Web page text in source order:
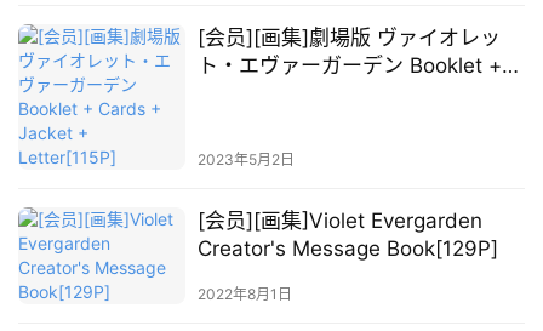
会
员
资
源
公
开
素
材
[会员][画集]劇場版 ヴァイオレッ
ト・エヴァーガーデン Booklet +
2023年5月2日
[会员][画集]Violet Evergarden
Creator's Message Book[129P]
2022年8月1日